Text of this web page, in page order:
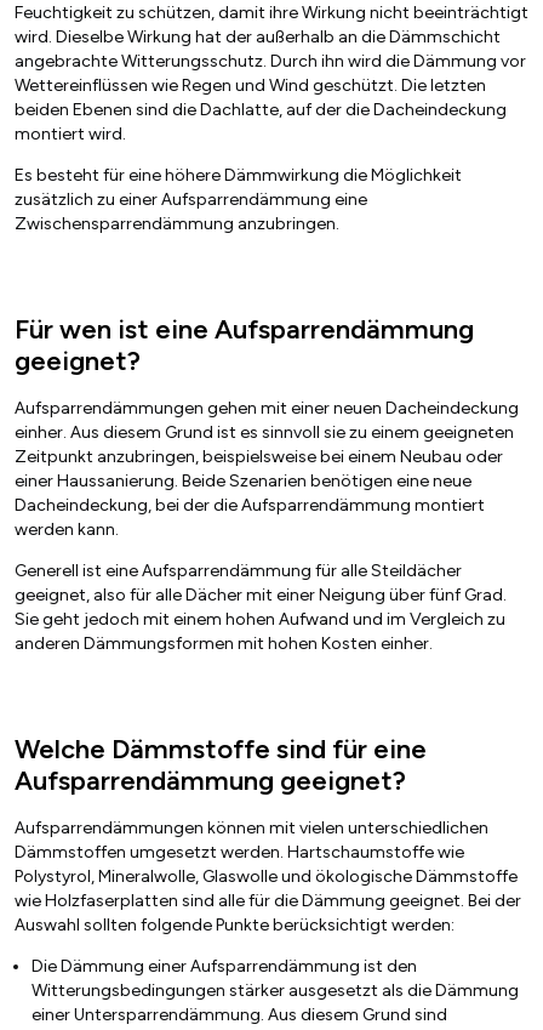
Feuchtigkeit zu schützen, damit ihre Wirkung nicht beeinträchtigt
wird. Dieselbe Wirkung hat der außerhalb an die Dämmschicht
angebrachte Witterungsschutz. Durch ihn wird die Dämmung vor
Wettereinflüssen wie Regen und Wind geschützt. Die letzten
beiden Ebenen sind die Dachlatte, auf der die Dacheindeckung
montiert wird.
Es besteht für eine höhere Dämmwirkung die Möglichkeit
zusätzlich zu einer Aufsparrendämmung eine
Zwischensparrendämmung anzubringen.
Für wen ist eine Aufsparrendämmung
geeignet?
Aufsparrendämmungen gehen mit einer neuen Dacheindeckung
einher. Aus diesem Grund ist es sinnvoll sie zu einem geeigneten
Zeitpunkt anzubringen, beispielsweise bei einem Neubau oder
einer Haussanierung. Beide Szenarien benötigen eine neue
Dacheindeckung, bei der die Aufsparrendämmung montiert
werden kann.
Generell ist eine Aufsparrendämmung für alle Steildächer
geeignet, also für alle Dächer mit einer Neigung über fünf Grad.
Sie geht jedoch mit einem hohen Aufwand und im Vergleich zu
anderen Dämmungsformen mit hohen Kosten einher.
Welche Dämmstoffe sind für eine
Aufsparrendämmung geeignet?
Aufsparrendämmungen können mit vielen unterschiedlichen
Dämmstoffen umgesetzt werden. Hartschaumstoffe wie
Polystyrol, Mineralwolle, Glaswolle und ökologische Dämmstoffe
wie Holzfaserplatten sind alle für die Dämmung geeignet. Bei der
Auswahl sollten folgende Punkte berücksichtigt werden:
Die Dämmung einer Aufsparrendämmung ist den
Witterungsbedingungen stärker ausgesetzt als die Dämmung
einer Untersparrendämmung. Aus diesem Grund sind